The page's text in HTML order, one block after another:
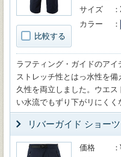
比較する
サイズ
カラー
ラフティング・ガイドのア
ストレッチ性とはっ水性を
久性を両立しました。ウエ
い水流でもずり下がリにくく
リバーガイド ショーツ
価格